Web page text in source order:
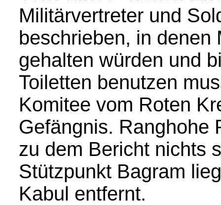
Militärvertreter und
beschrieben, in denen
gehalten würden und
Toiletten benutzen
Komitee vom Roten
Gefängnis. Ranghohe
zu dem Bericht nichts
Stützpunkt Bagram
Kabul entfernt.